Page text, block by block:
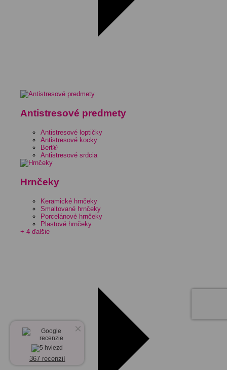
Antistresové predmety
Antistresové loptičky
Antistresové kocky
Bert®
Antistresové srdcia
Hrnčeky
Keramické hrnčeky
Smaltované hrnčeky
Porcelánové hrnčeky
Plastové hrnčeky
+ 4 ďalšie
×
367 recenzií